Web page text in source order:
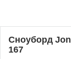
Сноуборд
167